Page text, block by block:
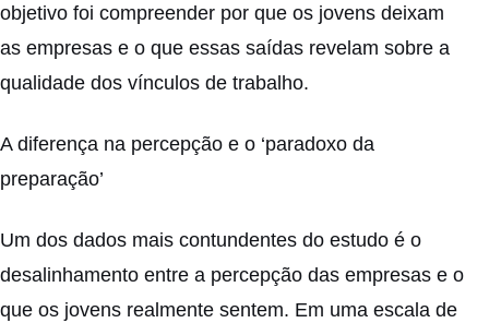
objetivo foi compreender por que os jovens deixam
as empresas e o que essas saídas revelam sobre a
qualidade dos vínculos de trabalho.
A diferença na percepção e o ‘paradoxo da
preparação’
Um dos dados mais contundentes do estudo é o
desalinhamento entre a percepção das empresas e o
que os jovens realmente sentem. Em uma escala de